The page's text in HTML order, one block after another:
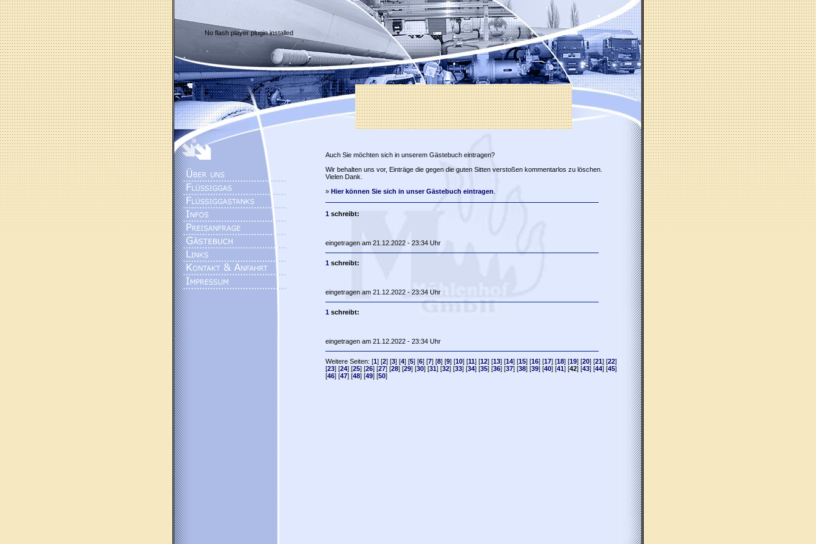
No flash player plugin installed
Auch Sie möchten sich in unserem Gästebuch eintragen?
Wir behalten uns vor, Einträge die gegen die guten Sitten verstoßen kommentarlos zu löschen.
Vielen Dank.
» Hier können Sie sich in unser Gästebuch eintragen
1schreibt:
eingetragen am 21.12.2022 - 23:34 Uhr
1schreibt:
eingetragen am 21.12.2022 - 23:34 Uhr
1schreibt:
eingetragen am 21.12.2022 - 23:34 Uhr
Weitere Seiten: [1] [2] [3] [4] [5] [6] [7] [8] [9] [10] [11] [12] [13] [14] [15] [16] [17] [18] [19] [20] [21] [22]
[23] [24] [25] [26] [27] [28] [29] [30] [31] [32] [33] [34] [35] [36] [37] [38] [39] [40] [41] [42] [43] [44] [45]
[46] [47] [48] [49] [50]